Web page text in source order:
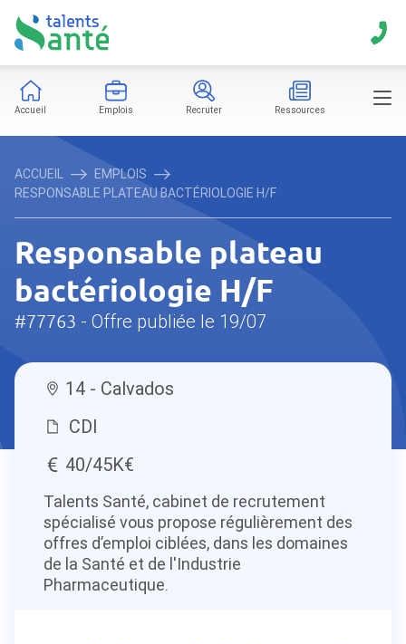
Accueil Emplois Recruter Ressources
ACCUEIL
EMPLOIS
RESPONSABLE PLATEAU BACTÉRIOLOGIE H/F
Responsable plateau
bactériologie H/F
#77763 - Offre publiée le 19/07
14 - Calvados
CDI
40/45K€
Talents Santé, cabinet de recrutement
spécialisé vous propose régulièrement des
offres d’emploi ciblées, dans les domaines
de la Santé et de l'Industrie
Pharmaceutique.